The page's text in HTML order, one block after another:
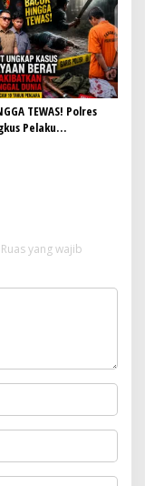
TEWAS! Polres
Pelaku
Ruas yang wajib